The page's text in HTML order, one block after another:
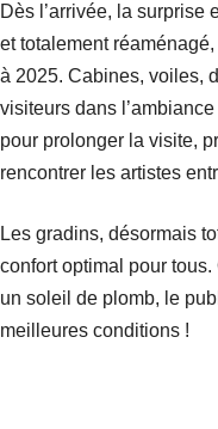
Dès l’arrivée, la surprise
et totalement
à 2025. Cabines, voiles,
visiteurs dans
pour prolonger la visite,
rencontrer les artistes
Les gradins, désormais
confort optimal pour tous.
un soleil de plomb, le
meilleures conditions !